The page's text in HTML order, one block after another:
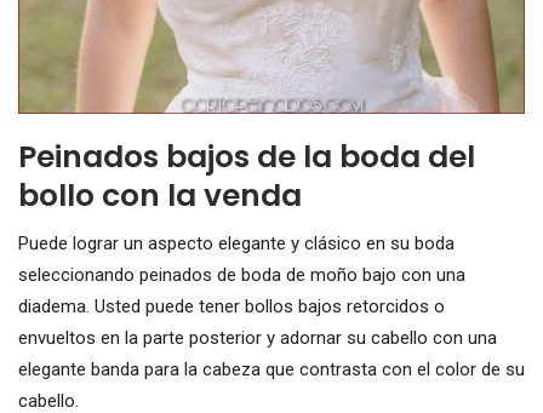
Peinados bajos de la boda del
bollo con la venda
Puede lograr un aspecto elegante y clásico en su boda
seleccionando peinados de boda de moño bajo con una
diadema. Usted puede tener bollos bajos retorcidos o
envueltos en la parte posterior y adornar su cabello con una
elegante banda para la cabeza que contrasta con el color de su
cabello.